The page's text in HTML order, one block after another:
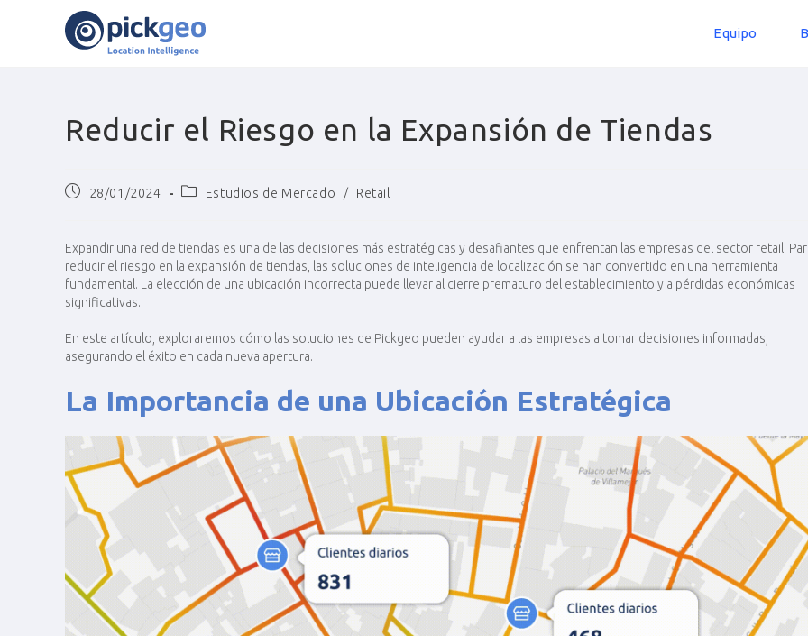
Equipo
Reducir el Riesgo en la Expansión de Tiendas
28/01/2024 Estudios de Mercado / Retail
Expandir una red de tiendas es una de las decisiones más estratégicas y desafiantes que enfrentan las empresas del sector retail.
reducir el riesgo en la expansión de tiendas, las soluciones de inteligencia de localización se han convertido en una herramienta
fundamental. La elección de una ubicación incorrecta puede llevar al cierre prematuro del establecimiento y a pérdidas económicas
significativas.
En este artículo, exploraremos cómo las soluciones de Pickgeo pueden ayudar a las empresas a tomar decisiones informadas,
asegurando el éxito en cada nueva apertura.
La Importancia de una Ubicación Estratégica